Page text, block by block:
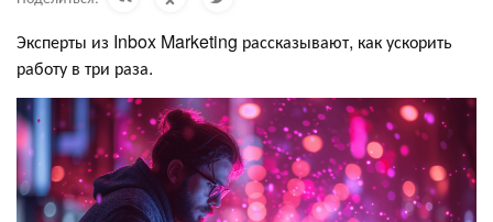
Эксперты из Inbox Marketing рассказывают, как ускорить
работу в три раза.